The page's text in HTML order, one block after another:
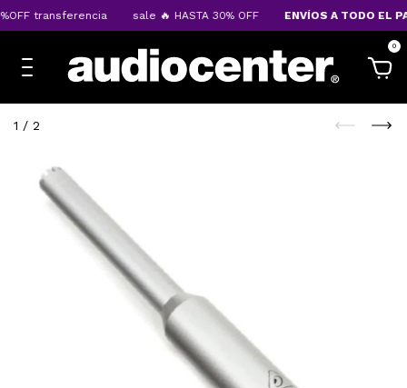
transferencia sale 🔥 HASTA 30% OFF ENVÍOS A TODO EL
0
1 / 2